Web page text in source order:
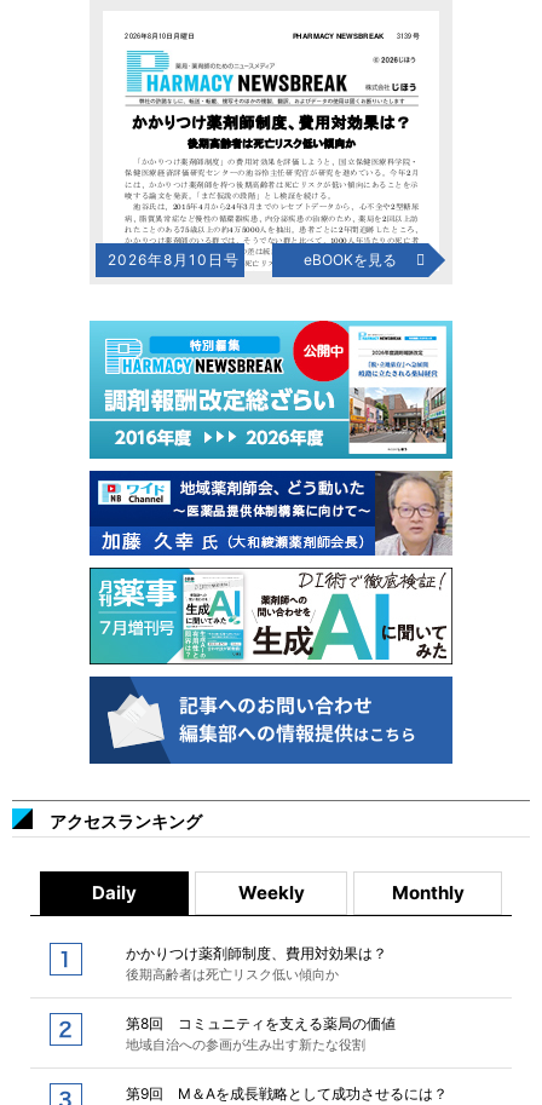
2026年8月10日号 eBOOKを見る
アクセスランキング
Daily Weekly Monthly
かかりつけ薬剤師制度、費用対効果は？
後期高齢者は死亡リスク低い傾向か
第8回 コミュニティを支える薬局の価値
地域自治への参画が生み出す新たな役割
第9回 M＆Aを成長戦略として成功させるには？